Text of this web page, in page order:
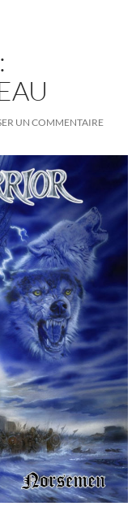
UN COMMENTAIRE